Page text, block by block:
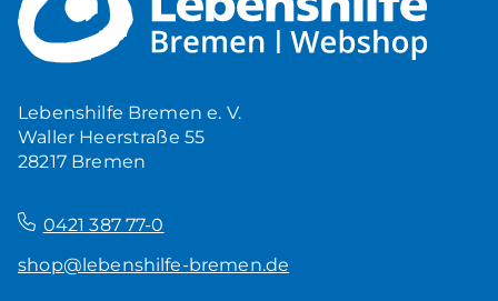
Mehr Ruhe zuhause
5,00€
Lebenshilfe Bremen e. V.
Waller Heerstraße 55
28217 Bremen
0421 387 77-0
shop@lebenshilfe-bremen.de